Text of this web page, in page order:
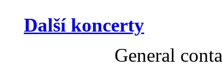
Další koncerty
General